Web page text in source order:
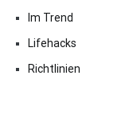
Im Trend
Lifehacks
Richtlinien